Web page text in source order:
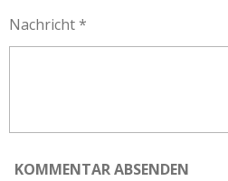
Nachricht *
KOMMENTAR ABSENDEN